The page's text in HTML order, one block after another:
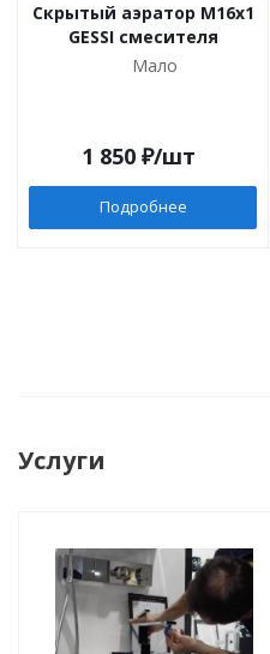
Скрытый аэратор M16x1
GESSI смесителя
Мало
1 850 ₽/шт
Подробнее
Услуги